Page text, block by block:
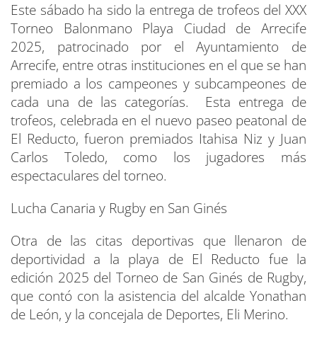
Este sábado ha sido la entrega de trofeos del XXX
Torneo Balonmano Playa Ciudad de Arrecife
2025, patrocinado por el Ayuntamiento de
Arrecife, entre otras instituciones en el que se han
premiado a los campeones y subcampeones de
cada una de las categorías. Esta entrega de
trofeos, celebrada en el nuevo paseo peatonal de
El Reducto, fueron premiados Itahisa Niz y Juan
Carlos Toledo, como los jugadores más
espectaculares del torneo.
Lucha Canaria y Rugby en San Ginés
Otra de las citas deportivas que llenaron de
deportividad a la playa de El Reducto fue la
edición 2025 del Torneo de San Ginés de Rugby,
que contó con la asistencia del alcalde Yonathan
de León, y la concejala de Deportes, Eli Merino.